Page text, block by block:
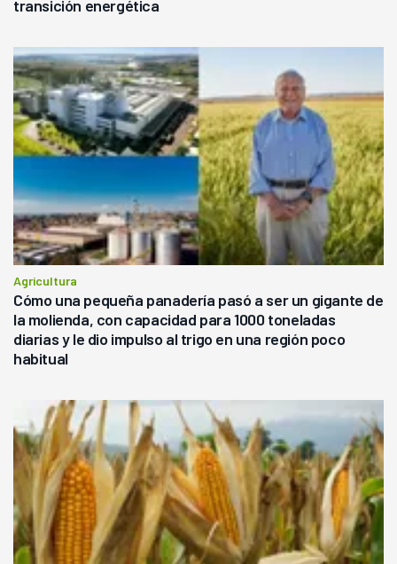
transición energética
Agricultura
Cómo una pequeña panadería pasó a ser un gigante de
la molienda, con capacidad para 1000 toneladas
diarias y le dio impulso al trigo en una región poco
habitual